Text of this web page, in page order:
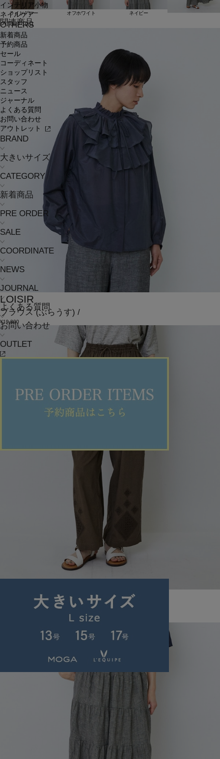
インテリア小物
ネイルケア
OTHERS
新着商品
予約商品
セール
コーディネート
ショップリスト
スタッフ
ニュース
ジャーナル
よくある質問
お問い合わせ
アウトレット
BRAND
大きいサイズ
CATEGORY
新着商品
PRE ORDER
SALE
COORDINATE
NEWS
JOURNAL
よくある質問
お問い合わせ
OUTLET
ライトグレー オフホワイト ネイビー
関連商品
LOISIR
ブラウス(ぶらうす) /
¥19,800
(ぱんつ) /